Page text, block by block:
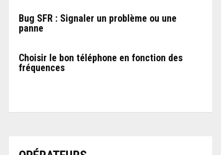
Bug SFR : Signaler un problème ou une
panne
Choisir le bon téléphone en fonction des
fréquences